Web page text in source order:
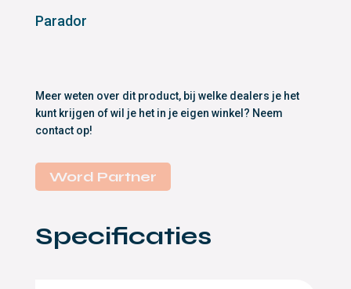
Parador
Meer weten over dit product, bij welke dealers je het
kunt krijgen of wil je het in je eigen winkel? Neem
contact op!
Word Partner
Specificaties